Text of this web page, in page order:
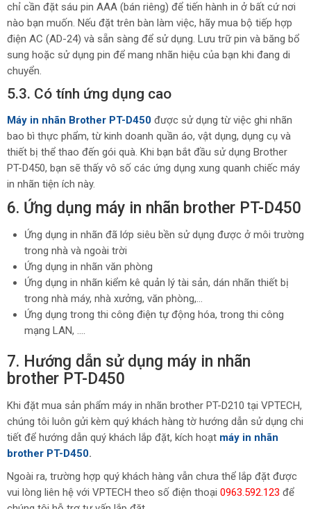
chỉ cần đặt sáu pin AAA (bán riêng) để tiến hành in ở bất cứ nơi
nào bạn muốn. Nếu đặt trên bàn làm việc, hãy mua bộ tiếp hợp
điện AC (AD-24) và sẵn sàng để sử dụng. Lưu trữ pin và băng bổ
sung hoặc sử dụng pin để mang nhãn hiệu của bạn khi đang di
chuyển.
5.3. Có tính ứng dụng cao
Máy in nhãn Brother PT-D450 được sử dụng từ việc ghi nhãn
bao bì thực phẩm, từ kinh doanh quần áo, vật dụng, dụng cụ và
thiết bị thể thao đến gói quà. Khi bạn bắt đầu sử dụng Brother
PT-D450, bạn sẽ thấy vô số các ứng dụng xung quanh chiếc máy
in nhãn tiện ích này.
6. Ứng dụng máy in nhãn brother PT-D450
Ứng dụng in nhãn đã lớp siêu bền sử dụng được ở môi trường
trong nhà và ngoài trời
Ứng dụng in nhãn văn phòng
Ứng dụng in nhãn kiểm kê quản lý tài sản, dán nhãn thiết bị
trong nhà máy, nhà xưởng, văn phòng,…
Ứng dụng trong thi công điện tự động hóa, trong thi công
mạng LAN, ….
7. Hướng dẫn sử dụng máy in nhãn
brother PT-D450
Khi đặt mua sản phẩm máy in nhãn brother PT-D210 tại VPTECH,
chúng tôi luôn gửi kèm quý khách hàng tờ hướng dẫn sử dụng chi
tiết để hướng dẫn quý khách lắp đặt, kích hoạt máy in nhãn
brother PT-D450.
Ngoài ra, trường hợp quý khách hàng vẫn chưa thể lắp đặt được
vui lòng liên hệ với VPTECH theo số điện thoại 0963.592.123 để